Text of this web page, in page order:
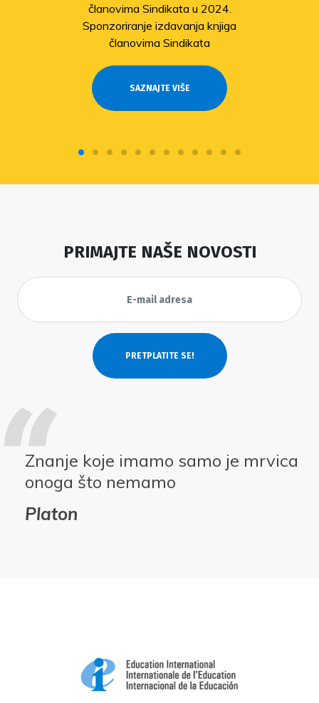
članovima Sindikata u 2024.
Sponzoriranje izdavanja knjiga
članovima Sindikata
SAZNAJTE VIŠE
PRIMAJTE NAŠE NOVOSTI
Znanje koje imamo samo je mrvica
onoga što nemamo
Platon